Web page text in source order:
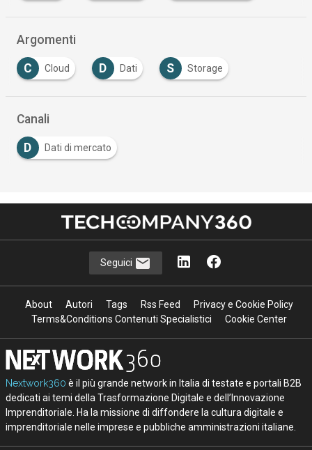
Argomenti
C Cloud D Dati S Storage
Canali
D Dati di mercato
Seguici
About Autori Tags Rss Feed
Privacy e Cookie Policy
Terms&Conditions Contenuti Specialistici
Cookie Center
Nextwork360 è il più grande network in Italia di testate e portali B2B
dedicati ai temi della Trasformazione Digitale e dell’Innovazione
Imprenditoriale. Ha la missione di diffondere la cultura digitale e
imprenditoriale nelle imprese e pubbliche amministrazioni italiane.